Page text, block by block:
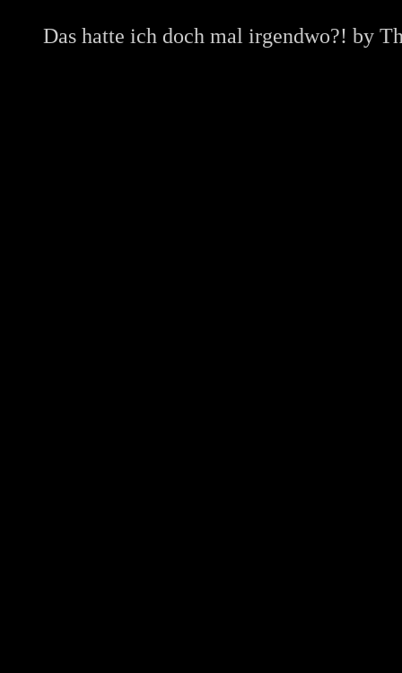
Das hatte ich doch mal irgendwo?! by